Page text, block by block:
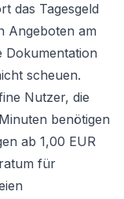
das Tagesgeld
Angeboten am
Dokumentation
scheuen.
Nutzer, die
benötigen
ab 1,00 EUR
für